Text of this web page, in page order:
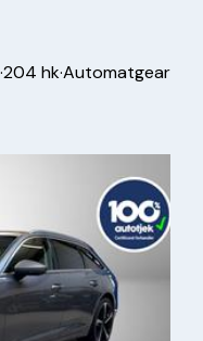
·204 hk·Automatgear